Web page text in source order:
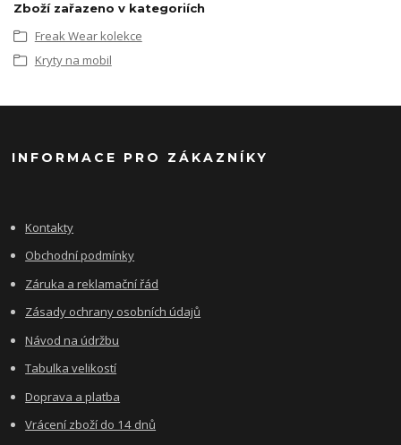
Zboží zařazeno v kategoriích
Freak Wear kolekce
Kryty na mobil
INFORMACE PRO ZÁKAZNÍKY
Kontakty
Obchodní podmínky
Záruka a reklamační řád
Zásady ochrany osobních údajů
Návod na údržbu
Tabulka velikostí
Doprava a platba
Vrácení zboží do 14 dnů